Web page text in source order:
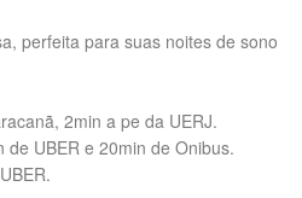
perfeita para suas noites de sono
2min a pe da UERJ.
UBER e 20min de Onibus.